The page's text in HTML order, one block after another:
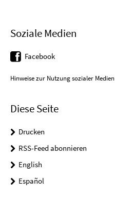
Soziale Medien
Facebook
Hinweise zur Nutzung sozialer Medien
Diese Seite
Drucken
RSS-Feed abonnieren
English
Español